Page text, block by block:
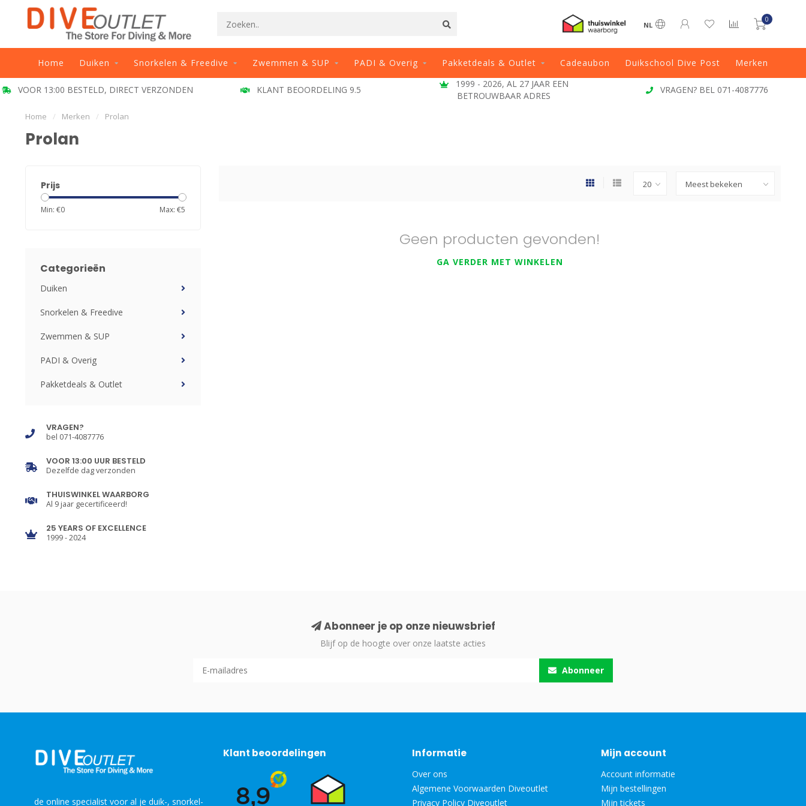
NL
0
Home Duiken Snorkelen & Freedive Zwemmen & SUP PADI & Overig Pakketdeals & Outlet Cadeaubon Duikschool Dive Post Merken
VOOR 13:00 BESTELD, DIRECT VERZONDEN KLANT BEOORDELING 9.5
1999 - 2026, AL 27 JAAR EEN
BETROUWBAAR ADRES
VRAGEN? BEL 071-4087776
Home / Merken / Prolan
Prolan
Prijs
Min: €0 Max: €5
Categorieën
Duiken
Snorkelen & Freedive
Zwemmen & SUP
PADI & Overig
Pakketdeals & Outlet
VRAGEN?
bel 071-4087776
VOOR 13:00 UUR BESTELD
Dezelfde dag verzonden
THUISWINKEL WAARBORG
Al 9 jaar gecertificeerd!
25 YEARS OF EXCELLENCE
1999 - 2024
Geen producten gevonden!
GA VERDER MET WINKELEN
Abonneer je op onze nieuwsbrief
Blijf op de hoogte over onze laatste acties
Abonneer
de online specialist voor al je duik-, snorkel-
Klant beoordelingen Informatie
Over ons
Algemene Voorwaarden Diveoutlet
Privacy Policy Diveoutlet
Mijn account
Account informatie
Mijn bestellingen
Mijn tickets